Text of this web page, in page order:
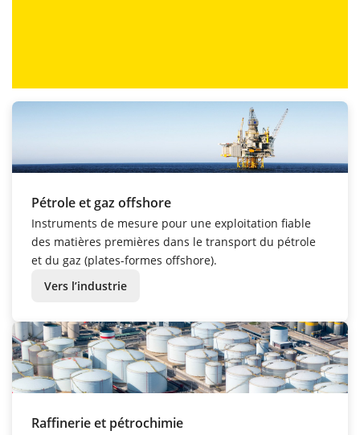
Pétrole et gaz offshore
Instruments de mesure pour une exploitation fiable
des matières premières dans le transport du pétrole
et du gaz (plates-formes offshore).
Vers l’industrie
Raffinerie et pétrochimie